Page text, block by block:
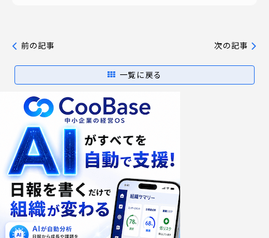
前の記事
一覧に戻る
次の記事